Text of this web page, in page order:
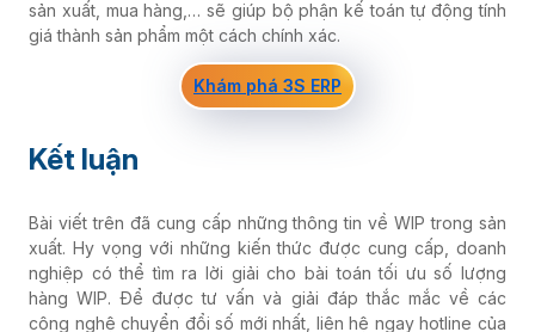
sản xuất, mua hàng,… sẽ giúp bộ phận kế toán tự động tính
giá thành sản phẩm một cách chính xác.
Khám phá 3S ERP
Kết luận
Bài viết trên đã cung cấp những thông tin về WIP trong sản
xuất. Hy vọng với những kiến thức được cung cấp, doanh
nghiệp có thể tìm ra lời giải cho bài toán tối ưu số lượng
hàng WIP. Để được tư vấn và giải đáp thắc mắc về các
công nghệ chuyển đổi số mới nhất, liên hệ ngay hotline của